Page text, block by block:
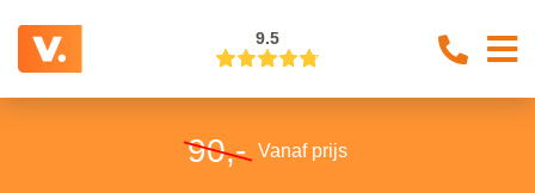
9.5
90,- Vanaf prijs